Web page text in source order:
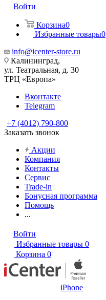
Войти
Корзина0
Избранные товары0
info@icenter-store.ru
Калининград,
ул. Театральная, д. 30
ТРЦ «Европа»
Вконтакте
Telegram
+7 (4012) 790-800
Заказать звонок
Акции
Компания
Контакты
Сервис
Trade-in
Бонусная программа
Помощь
...
Войти
Избранные товары 0
Корзина 0
iPhone